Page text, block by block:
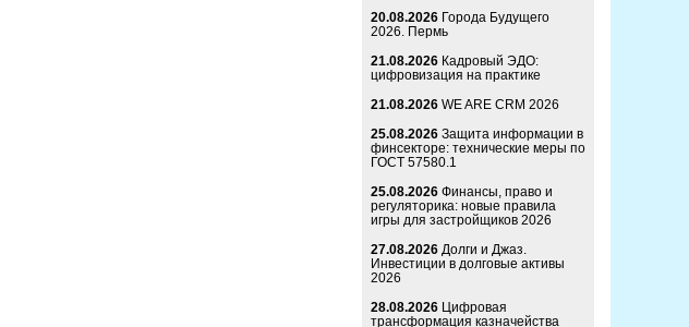
20.08.2026 Города Будущего
2026. Пермь
21.08.2026 Кадровый ЭДО:
цифровизация на практике
21.08.2026 WE ARE CRM 2026
25.08.2026 Защита информации в
финсекторе: технические меры по
ГОСТ 57580.1
25.08.2026 Финансы, право и
регуляторика: новые правила
игры для застройщиков 2026
27.08.2026 Долги и Джаз.
Инвестиции в долговые активы
2026
28.08.2026 Цифровая
трансформация казначейства